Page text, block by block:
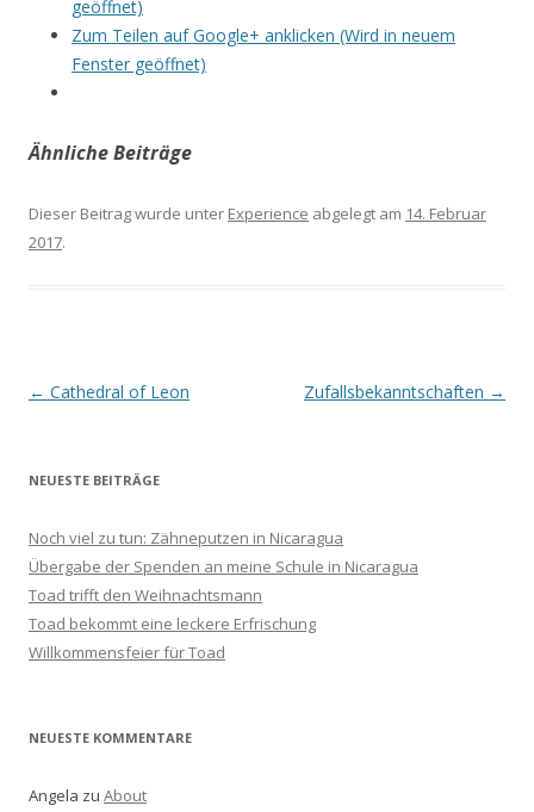
geöffnet)
Zum Teilen auf Google+ anklicken (Wird in neuem
Fenster geöffnet)
Ähnliche Beiträge
Dieser Beitrag wurde unter Experience abgelegt am 14. Februar
2017.
Beitrags-
← Cathedral of Leon Zufallsbekanntschaften →
NEUESTE BEITRÄGE
Noch viel zu tun: Zähneputzen in Nicaragua
Übergabe der Spenden an meine Schule in Nicaragua
Toad trifft den Weihnachtsmann
Toad bekommt eine leckere Erfrischung
Willkommensfeier für Toad
NEUESTE KOMMENTARE
Angela zu About